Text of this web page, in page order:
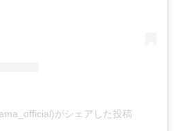
がシェアした投稿